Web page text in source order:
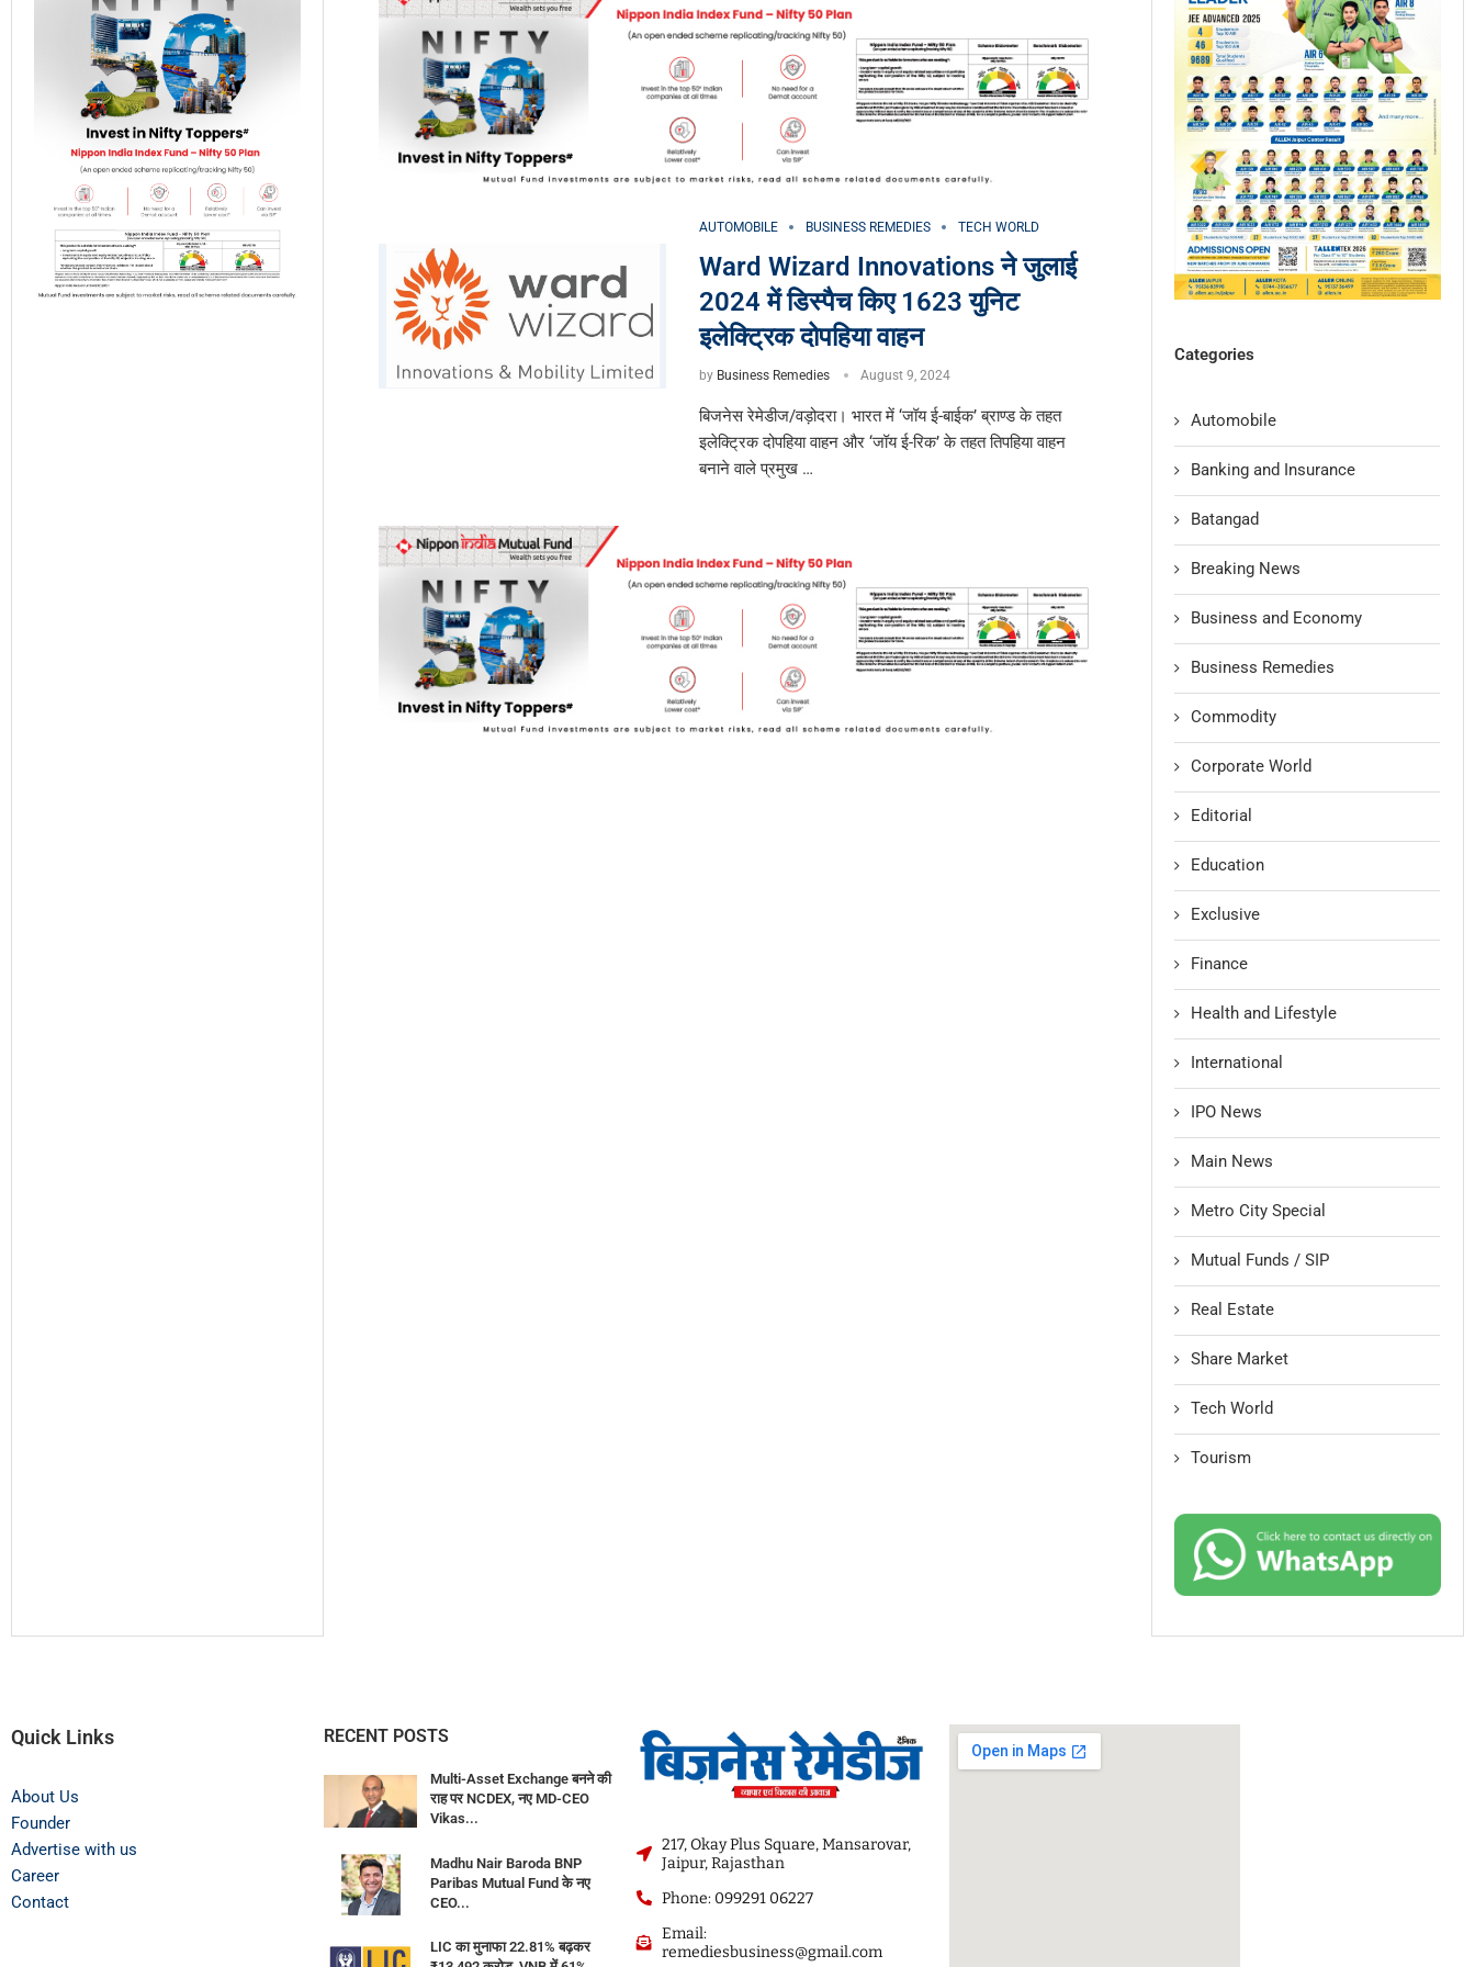
AUTOMOBILE BUSINESS REMEDIES TECH WORLD
Ward Wizard Innovations ने जुलाई
2024 में डिस्पैच किए 1623 युनिट
इलेक्ट्रिक दोपहिया वाहन
by Business Remedies August 9, 2024
बिजनेस रेमेडीज/वड़ोदरा। भारत में ‘जॉय ई-बाईक’ ब्राण्ड के तहत
इलेक्ट्रिक दोपहिया वाहन और ‘जॉय ई-रिक’ के तहत तिपहिया वाहन
बनाने वाले प्रमुख …
Categories
Automobile
Banking and Insurance
Batangad
Breaking News
Business and Economy
Business Remedies
Commodity
Corporate World
Editorial
Education
Exclusive
Finance
Health and Lifestyle
International
IPO News
Main News
Metro City Special
Mutual Funds / SIP
Real Estate
Share Market
Tech World
Tourism
Quick Links
About Us
Founder
Advertise with us
Career
Contact
RECENT POSTS
Multi-Asset Exchange बनने की
राह पर NCDEX, नए MD-CEO
Vikas...
Madhu Nair Baroda BNP
Paribas Mutual Fund के नए
CEO...
LIC का मुनाफा 22.81% बढ़कर
217, Okay Plus Square, Mansarovar,
Jaipur, Rajasthan
Phone: 099291 06227
Email:
remediesbusiness@gmail.com